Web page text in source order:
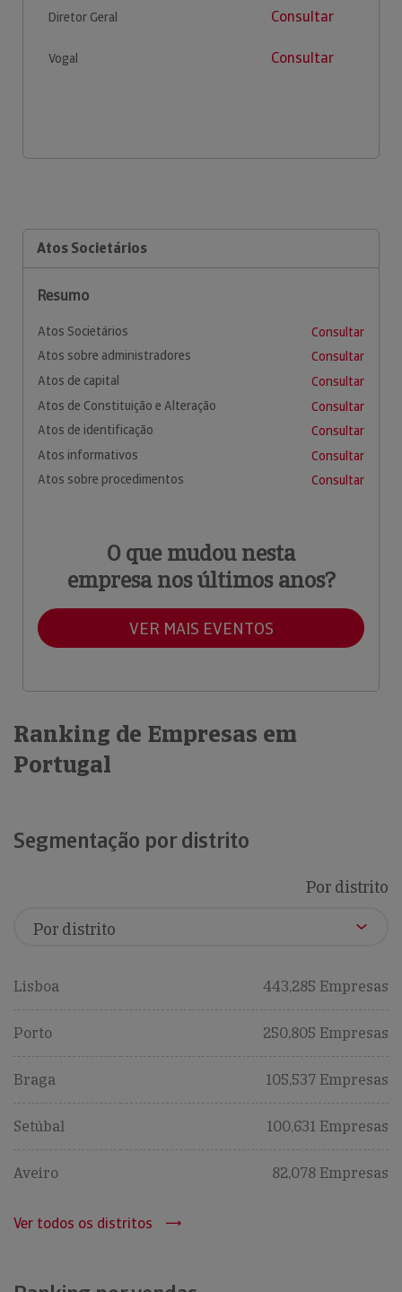
Diretor Geral Consultar
Vogal Consultar
Atos Societários
Resumo
Atos Societários
Consultar
Atos sobre administradores
Consultar
Atos de capital
Consultar
Atos de Constituição e Alteração
Consultar
Atos de identificação
Consultar
Atos informativos
Consultar
Atos sobre procedimentos
Consultar
O que mudou nesta
empresa nos últimos anos?
VER MAIS EVENTOS
Ranking de Empresas em
Portugal
Segmentação por distrito
Por distrito
Lisboa 443,285 Empresas
Porto 250,805 Empresas
Braga 105,537 Empresas
Setúbal 100,631 Empresas
Aveiro 82,078 Empresas
Ver todos os distritos